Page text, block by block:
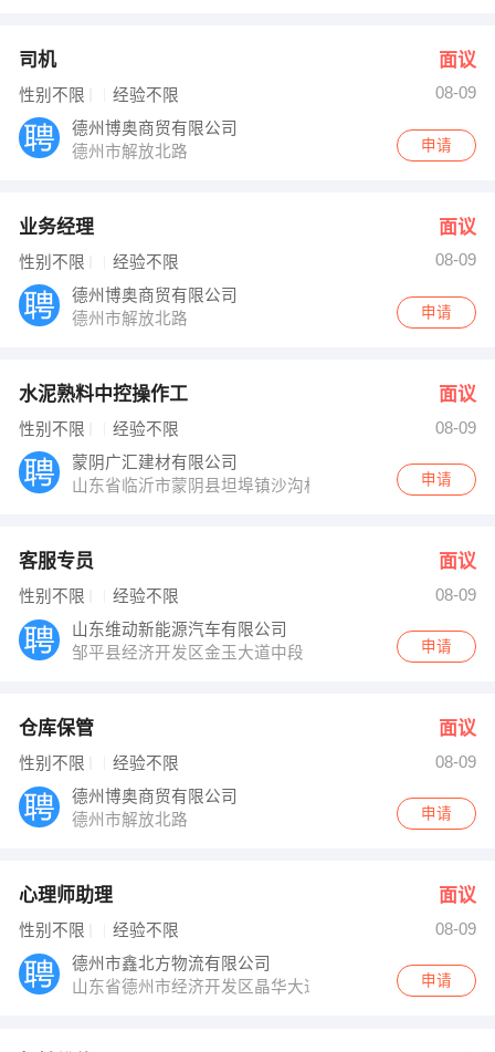
司机 面议
性别不限 经验不限
08-09
德州博奥商贸有限公司
德州市解放北路
申请
业务经理 面议
性别不限 经验不限
08-09
德州博奥商贸有限公司
德州市解放北路
申请
水泥熟料中控操作工 面议
性别不限 经验不限
08-09
蒙阴广汇建材有限公司
山东省临沂市蒙阴县坦埠镇沙沟村
申请
客服专员 面议
性别不限 经验不限
08-09
山东维动新能源汽车有限公司
邹平县经济开发区金玉大道中段
申请
仓库保管 面议
性别不限 经验不限
08-09
德州博奥商贸有限公司
德州市解放北路
申请
心理师助理 面议
性别不限 经验不限
08-09
德州市鑫北方物流有限公司
山东省德州市经济开发区晶华大道587号
申请